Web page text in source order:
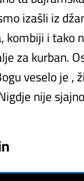
izašli iz
i tako
za kurban.
veselo je ,
nije